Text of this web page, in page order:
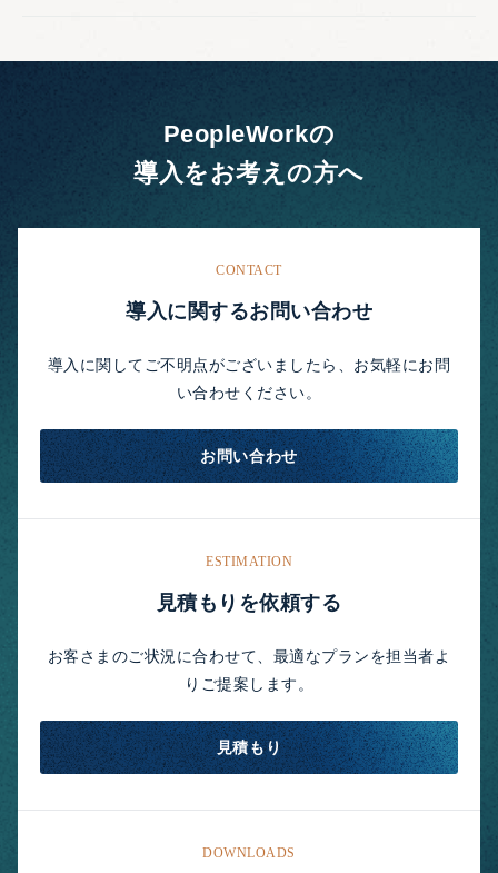
PeopleWorkの
導入をお考えの方へ
CONTACT
導入に関するお問い合わせ
導入に関してご不明点がございましたら、お気軽にお問
い合わせください。
お問い合わせ
ESTIMATION
見積もりを依頼する
お客さまのご状況に合わせて、最適なプランを担当者よ
りご提案します。
見積もり
DOWNLOADS